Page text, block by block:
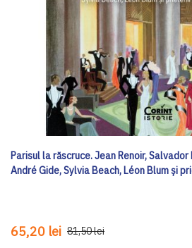
Parisul la răscruce. Jean Renoir,
André Gide, Sylvia Beach, Léon Blum și
65,20 lei 81,50 lei